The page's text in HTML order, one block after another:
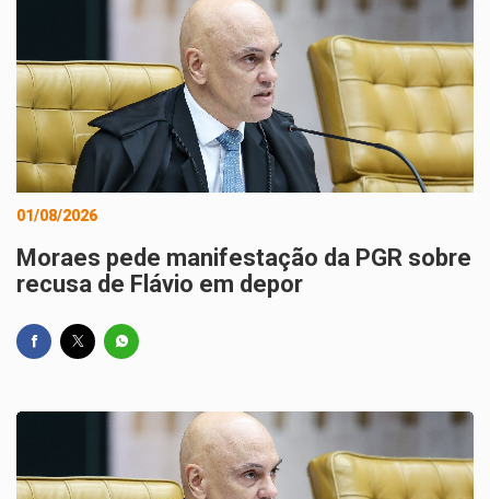
01/08/2026
Moraes pede manifestação da PGR sobre
recusa de Flávio em depor